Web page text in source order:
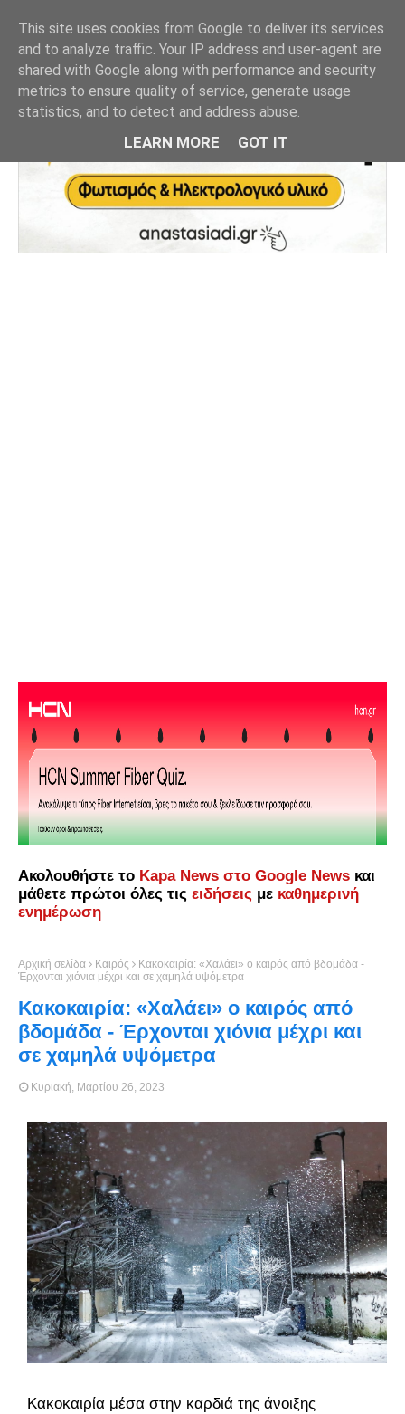
Ακολουθήστε το Kapa News στο Google News και
μάθετε πρώτοι όλες τις ειδήσεις με καθημερινή
ενημέρωση
Αρχική σελίδα Καιρός
Κακοκαιρία: «Χαλάει» ο καιρός από βδομάδα -
Έρχονται χιόνια μέχρι και σε χαμηλά υψόμετρα
Κακοκαιρία: «Χαλάει» ο καιρός από
βδομάδα - Έρχονται χιόνια μέχρι και
σε χαμηλά υψόμετρα
Κυριακή, Μαρτίου 26, 2023
Κακοκαιρία μέσα στην καρδιά της άνοιξης
This site uses cookies from Google to deliver its services
and to analyze traffic. Your IP address and user-agent are
shared with Google along with performance and security
metrics to ensure quality of service, generate usage
statistics, and to detect and address abuse.
LEARN MORE GOT IT